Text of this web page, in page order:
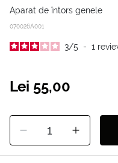
Aparat de întors genele
070026A001
3/5 - 1
Lei 55,00
1